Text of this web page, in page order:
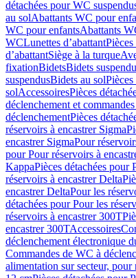
détachées pour WC
au solAbattants WC pour
WC pour enfantsAbattants
WCLunettes d’abattant
d’abattantSiège à la turque
fixationBidetsBidets
suspendusBidets au sol
solAccessoiresPièces
déclenchement et
déclenchementPièces
réservoirs à encastrer Sigma
encastrer SigmaPour
pour Pour réservoirs à
KappaPièces détachées pour
réservoirs à encastrer Delta
encastrer DeltaPour les
détachées pour Pour les
réservoirs à encastrer 300T
encastrer 300TAccessoires
déclenchement électronique
Commandes de WC à
alimentation sur secteur,